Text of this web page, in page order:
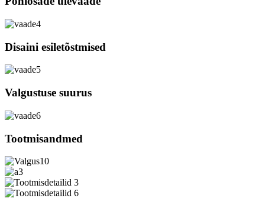
Disaini esiletõstmised
Valgustuse suurus
Tootmisandmed